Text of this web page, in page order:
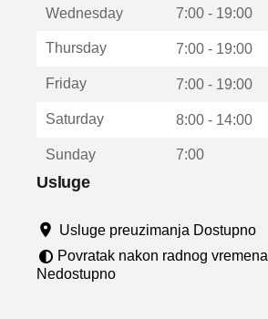
u
u
Wednesday 7:00 - 19:00
Thursday 7:00 - 19:00
Friday 7:00 - 19:00
Saturday 8:00 - 14:00
Sunday 7:00
Usluge
Usluge preuzimanja Dostupno
Povratak nakon radnog vremena
Nedostupno